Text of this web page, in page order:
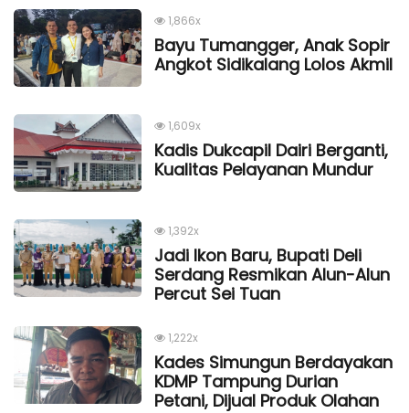
1,866x
Bayu Tumangger, Anak Sopir
Angkot Sidikalang Lolos Akmil
1,609x
Kadis Dukcapil Dairi Berganti,
Kualitas Pelayanan Mundur
1,392x
Jadi Ikon Baru, Bupati Deli
Serdang Resmikan Alun-Alun
Percut Sei Tuan
1,222x
Kades Simungun Berdayakan
KDMP Tampung Durian
Petani, Dijual Produk Olahan